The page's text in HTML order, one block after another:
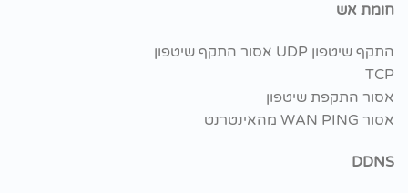
חומת אש
התקף שיטפון UDP אסור התקף שיטפון
TCP
אסור התקפת שיטפון
אסור WAN PING מהאינטרנט
DDNS